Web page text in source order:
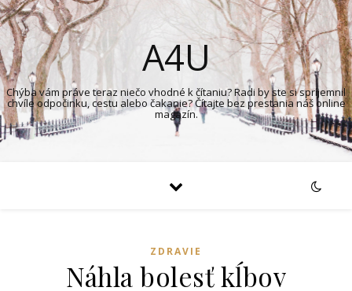
A4U
Chýba vám práve teraz niečo vhodné k čítaniu? Radi by ste si spríjemnil
chvíle odpočinku, cestu alebo čakanie? Čítajte bez prestania náš online
magazín.
ZDRAVIE
Náhla bolesť kĺbov